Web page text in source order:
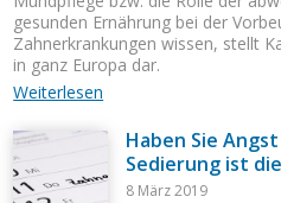
gesunden Ernährung bei der
Zahnerkrankungen wissen, stellt
in ganz Europa dar.
Weiterlesen
Haben Sie
Sedierung ist
8 März 2019